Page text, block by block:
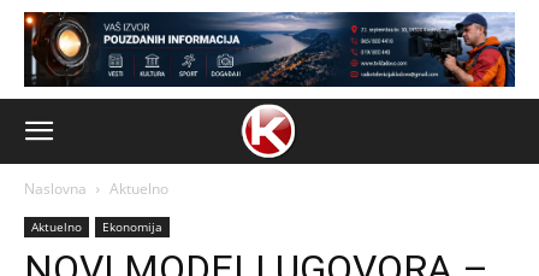
Naslovna Aktuelno
Aktuelno Ekonomija